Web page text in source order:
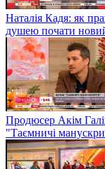
Наталія Кадя: як
душею почати
Продюсер Акім
"Таємничі